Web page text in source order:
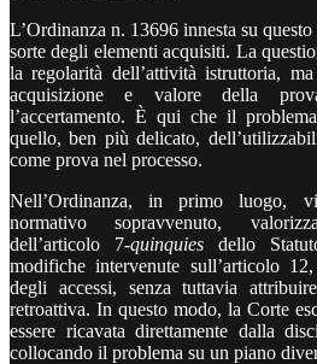
L’Ordinanza n. 13696 innesta su
sorte degli elementi acquisiti. La
la regolarità dell’attività istruttoria,
acquisizione e valore della
l’accertamento. È qui che il
quello, ben più delicato,
come prova nel processo.
Nell’Ordinanza, in primo luogo,
normativo sopravvenuto,
dell’articolo 7‑quinquiesdello
modifiche intervenute sull’articolo
degli accessi, senza tuttavia
retroattiva. In questo modo, la Corte
essere ricavata direttamente dalla
collocando il problema su un piano